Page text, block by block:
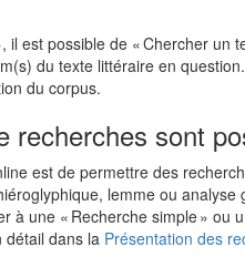
il est possible de « Chercher
du texte littéraire en
du corpus.
recherches sont
est de permettre des
lemme ou
à une « Recherche simple » ou
détail dans la Présentation des